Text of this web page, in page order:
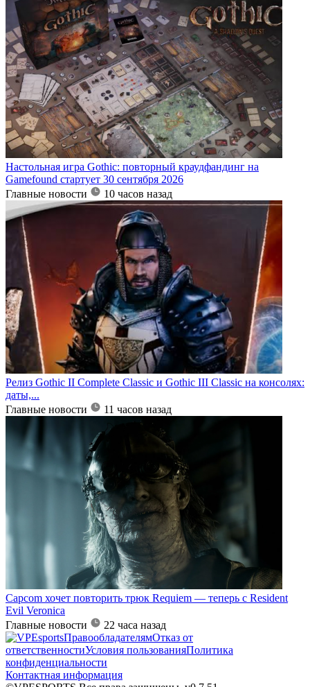
Настольная игра Gothic: повторный краудфандинг на
Gamefound стартует 30 сентября 2026
Главные новости
10 часов назад
Релиз Gothic II Complete Classic и Gothic III Classic на консолях:
даты,...
Главные новости
11 часов назад
Capcom хочет повторить трюк Requiem — теперь с Resident
Evil Veronica
Главные новости
22 часа назад
ПравообладателямОтказ от
ответственностиУсловия пользованияПолитика
конфиденциальности
Контактная информация